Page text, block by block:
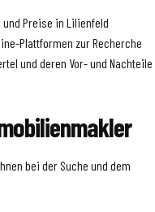
Preise in Lilienfeld
Plattformen zur Recherche
und deren Vor- und Nachteile
bei der Suche und dem